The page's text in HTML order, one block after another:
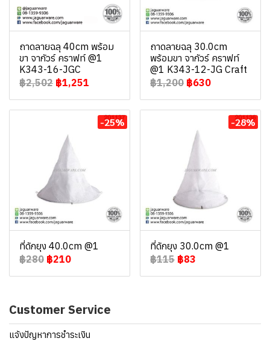
ถาดลายฉลุ 40cm พร้อม
ขา จากัวร์ คราฟท์ @1
K343-16-JGC
฿2,502 ฿1,251
ถาดลายฉลุ 30.0cm
พร้อมขา จากัวร์ คราฟท์
@1 K343-12-JG Craft
฿1,200 ฿630
-25%
ที่ดักยุง 40.0cm @1
฿280 ฿210
-28%
ที่ดักยุง 30.0cm @1
฿115 ฿83
Customer Service
แจ้งปัญหาการชำระเงิน